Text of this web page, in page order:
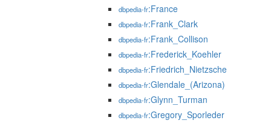
dbpedia-fr:France
dbpedia-fr:Frank_Clark
dbpedia-fr:Frank_Collison
dbpedia-fr:Frederick_Koehler
dbpedia-fr:Friedrich_Nietzsche
dbpedia-fr:Glendale_(Arizona)
dbpedia-fr:Glynn_Turman
dbpedia-fr:Gregory_Sporleder